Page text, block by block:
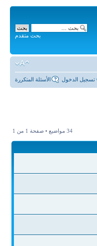
بحث متقدم
الأسئلة المتكررة تسجيل الدخول
34 مواضيع • صفحة 1 من 1